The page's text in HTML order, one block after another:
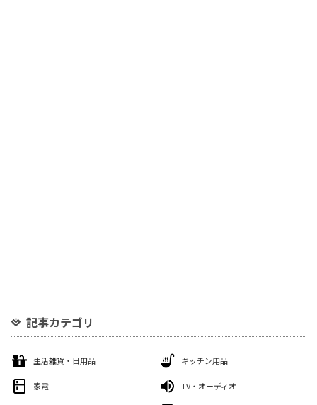
記事カテゴリ
生活雑貨・日用品 キッチン用品
家電 TV・オーディオ